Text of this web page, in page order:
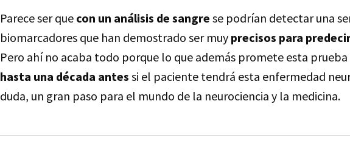
Parece ser que con un análisis de sangre se podrían detectar una
biomarcadores que han demostrado ser muy precisos para
Pero ahí no acaba todo porque lo que además promete esta
hasta una década antes si el paciente tendrá esta enfermedad
duda, un gran paso para el mundo de la neurociencia y la medicina.